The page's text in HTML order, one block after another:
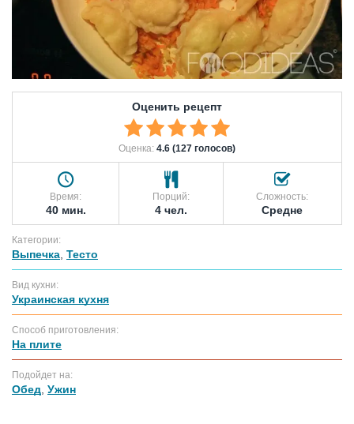
Оценить рецепт
Оценка: 4.6 (127 голосов)
Время:
40 мин.
Порций:
4 чел.
Сложность:
Средне
Категории:
Выпечка Тесто
Вид кухни:
Украинская кухня
Способ приготовления:
На плите
Подойдет на:
Обед Ужин